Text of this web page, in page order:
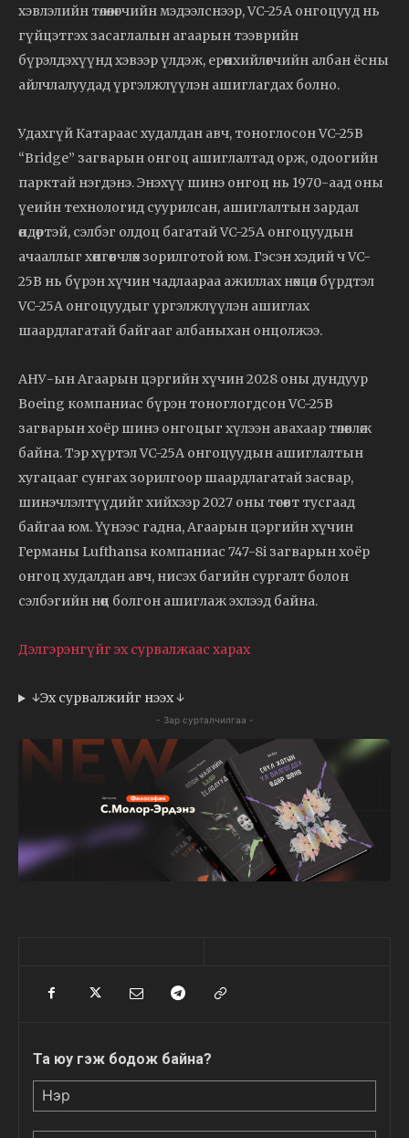
хэвлэлийн төлөөлөгчийн мэдээлснээр, VC-25A онгоцууд нь
гүйцэтгэх засаглалын агаарын тээврийн
бүрэлдэхүүнд хэвээр үлдэж, ерөнхийлөгчийн албан ёсны
айлчлалуудад үргэлжлүүлэн ашиглагдах болно.
Удахгүй Катараас худалдан авч, тоноглосон VC-25B
“Bridge” загварын онгоц ашиглалтад орж, одоогийн
парктай нэгдэнэ. Энэхүү шинэ онгоц нь 1970-аад оны
үеийн технологид суурилсан, ашиглалтын зардал
өндөртэй, сэлбэг олдоц багатай VC-25A онгоцуудын
ачааллыг хөнгөвчлөх зорилготой юм. Гэсэн хэдий ч VC-
25B нь бүрэн хүчин чадлаараа ажиллах нөхцөл бүрдтэл
VC-25A онгоцуудыг үргэлжлүүлэн ашиглах
шаардлагатай байгааг албаныхан онцолжээ.
АНУ-ын Агаарын цэргийн хүчин 2028 оны дундуур
Boeing компаниас бүрэн тоноглогдсон VC-25B
загварын хоёр шинэ онгоцыг хүлээн авахаар төлөвлөж
байна. Тэр хүртэл VC-25A онгоцуудын ашиглалтын
хугацааг сунгах зорилгоор шаардлагатай засвар,
шинэчлэлтүүдийг хийхээр 2027 оны төсөвт тусгаад
байгаа юм. Үүнээс гадна, Агаарын цэргийн хүчин
Германы Lufthansa компаниас 747-8i загварын хоёр
онгоц худалдан авч, нисэх багийн сургалт болон
сэлбэгийн нөөц болгон ашиглаж эхлээд байна.
Дэлгэрэнгүйг эх сурвалжаас харах
↓Эх сурвалжийг нээх ↓
- Зар сурталчилгаа -
Та юу гэж бодож байна?